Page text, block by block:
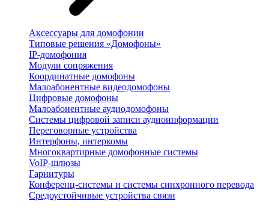
Аксессуары для домофонии
Типовые решения «Домофоны»
IP-домофония
Модули сопряжения
Координатные домофоны
Малоабонентные видеодомофоны
Цифровые домофоны
Малоабонентные аудиодомофоны
Системы цифровой записи аудиоинформации
Переговорные устройства
Интерфоны, интеркомы
Многоквартирные домофонные системы
VoIP-шлюзы
Гарнитуры
Конференц-системы и системы синхронного перевода
Средоустойчивые устройства связи